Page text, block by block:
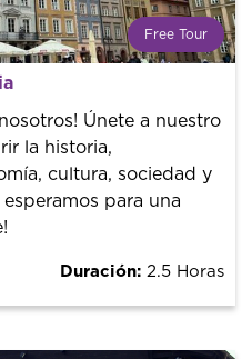
Free Tour
turísticas. Reserva sin coste
precio es libre! Por lo que al
pones el precio.
Únete a nuestro
la historia,
cultura, sociedad y
esperamos para una
Duración: 2.5 Horas